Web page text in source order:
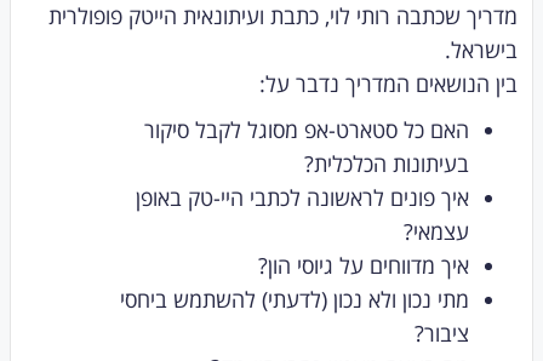
מדריך שכתבה רותי לוי, כתבת ועיתונאית הייטק פופולרית
בישראל.
בין הנושאים המדריך נדבר על:
האם כל סטארט-אפ מסוגל לקבל סיקור
בעיתונות הכלכלית?
איך פונים לראשונה לכתבי היי-טק באופן
עצמאי?
איך מדווחים על גיוסי הון?
מתי נכון ולא נכון (לדעתי) להשתמש ביחסי
ציבור?